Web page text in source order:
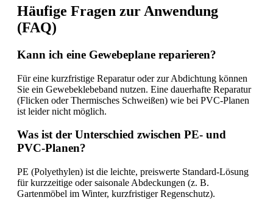
Häufige Fragen zur Anwendung
(FAQ)
Kann ich eine Gewebeplane reparieren?
Für eine kurzfristige Reparatur oder zur Abdichtung können
Sie ein Gewebeklebeband nutzen. Eine dauerhafte Reparatur
(Flicken oder Thermisches Schweißen) wie bei PVC-Planen
ist leider nicht möglich.
Was ist der Unterschied zwischen PE- und
PVC-Planen?
PE (Polyethylen) ist die leichte, preiswerte Standard-Lösung
für kurzzeitige oder saisonale Abdeckungen (z. B.
Gartenmöbel im Winter, kurzfristiger Regenschutz).